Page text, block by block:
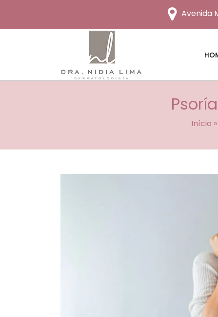
Avenida
Início »